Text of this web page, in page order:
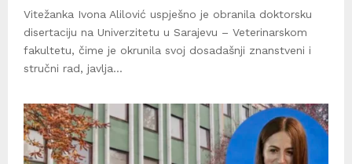
Vitežanka Ivona Alilović uspješno je obranila doktorsku
disertaciju na Univerzitetu u Sarajevu – Veterinarskom
fakultetu, čime je okrunila svoj dosadašnji znanstveni i
stručni rad, javlja...